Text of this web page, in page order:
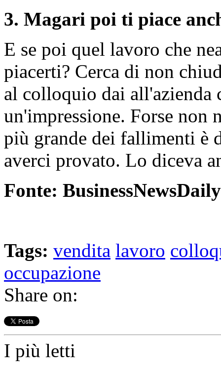
3. Magari poi ti piace
E se poi quel lavoro che
piacerti? Cerca di non
al colloquio dai
un'impressione. Forse non
più grande dei fallimenti è
averci provato. Lo diceva
Fonte: BusinessNewsDaily
Tags: vendita lavoro
occupazione
Share on:
I più letti